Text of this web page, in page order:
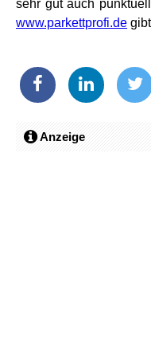
sehr gut auch
www.parkettprofi.de
Anzeige